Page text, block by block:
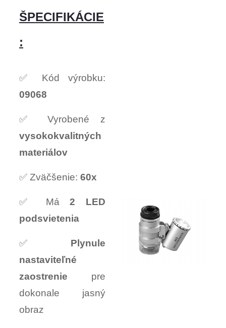
ŠPECIFIKÁCIE
:
✅ Kód výrobku:
09068
✅ Vyrobené z
vysokokvalitných
materiálov
✅ Zväčšenie: 60x
✅ Má2 LED
podsvietenia
✅ Plynule
nastaviteľné
zaostrenie pre
dokonale jasný
obraz